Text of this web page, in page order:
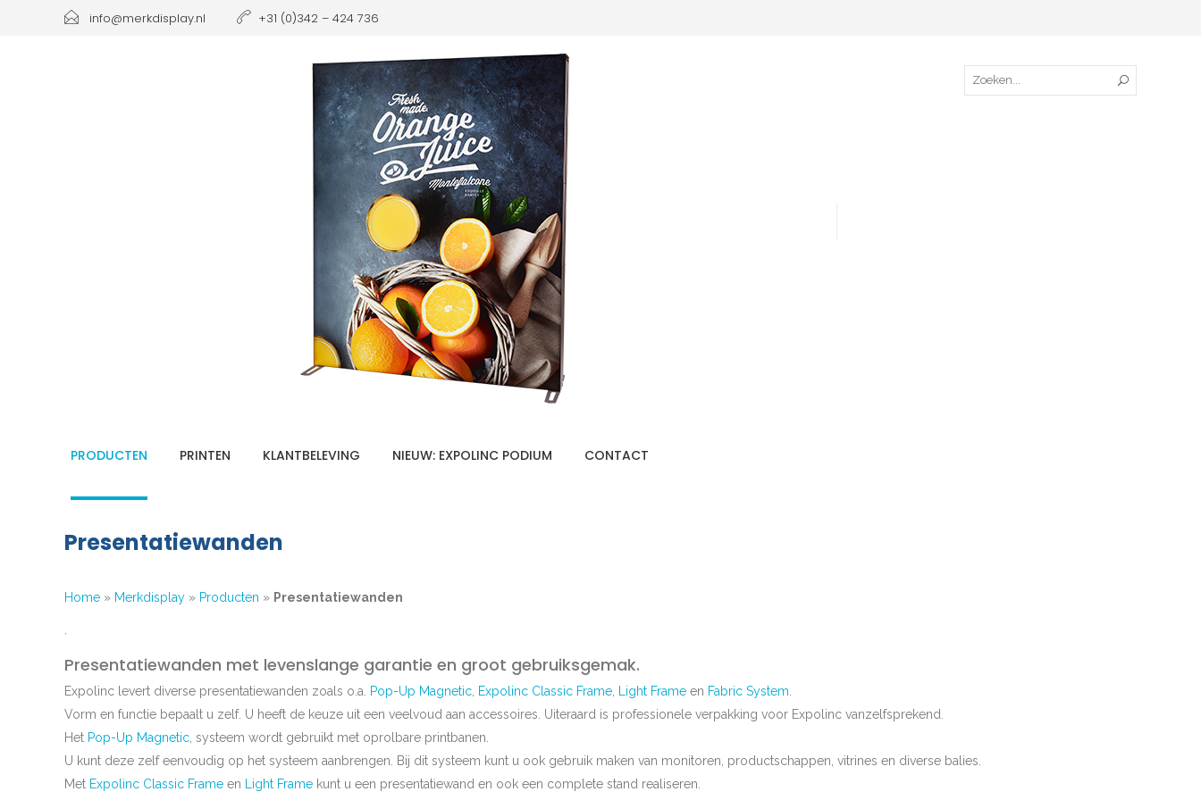
info@merkdisplay.nl +31 (0)342 – 424 736
PRODUCTEN PRINTEN KLANTBELEVING NIEUW: EXPOLINC PODIUM CONTACT
Presentatiewanden
Home » Merkdisplay » Producten » Presentatiewanden
`
Presentatiewanden met levenslange garantie en groot gebruiksgemak.
Expolinc levert diverse presentatiewanden zoals o.a. Pop-Up Magnetic Expolinc Classic Frame Light Frame en Fabric System
Vorm en functie bepaalt u zelf. U heeft de keuze uit een veelvoud aan accessoires. Uiteraard is professionele verpakking voor Expolinc vanzelfsprekend.
Het Pop-Up Magnetic systeem wordt gebruikt met oprolbare printbanen.
U kunt deze zelf eenvoudig op het systeem aanbrengen. Bij dit systeem kunt u ook gebruik maken van monitoren, productschappen, vitrines en diverse balies.
Met Expolinc Classic Frame en Light Frame kunt u een presentatiewand en ook een complete stand realiseren.